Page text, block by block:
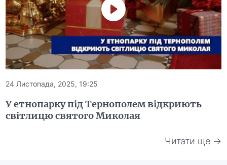
24 Листопада, 2025, 19:25
У етнопарку під Тернополем відкриють
світлицю святого Миколая
Читати ще →